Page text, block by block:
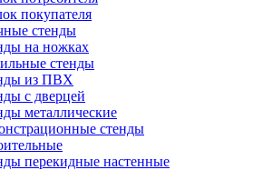
покупателя
стенды
на ножках
стенды
из ПВХ
с дверцей
металлические
стенды
перекидные настенные